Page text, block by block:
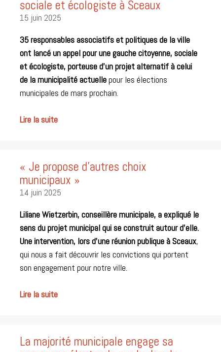
sociale et écologiste à Sceaux
15 juin 2025
35 responsables associatifs et politiques de la ville
ont lancéun appel pour une gauche citoyenne, sociale
et écologiste, porteuse d’un projet alternatif à celui
de la municipalité actuellepour les élections
municipales de mars prochain.
Lire la suite
« Je propose d’autres choix
municipaux »
14 juin 2025
Liliane Wietzerbin, conseillère municipale, a expliqué le
sens du projet municipal qui se construit autour d’elle.
Une intervention, lorsd’une réunion publique à Sceaux,
qui nous a fait découvrir les convictions qui portent
son engagement pour notre ville.
Lire la suite
La majorité municipale engage sa